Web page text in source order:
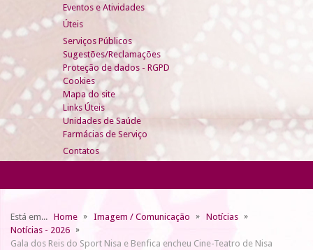
Eventos e Atividades
Úteis
Serviços Públicos
Sugestões/Reclamações
Proteção de dados - RGPD
Cookies
Mapa do site
Links Úteis
Unidades de Saúde
Farmácias de Serviço
Contatos
Está em... Home Imagem / Comunicação
Notícias
Notícias - 2026
Gala dos Reis do Sport Nisa e Benfica encheu Cine-Teatro de Nisa